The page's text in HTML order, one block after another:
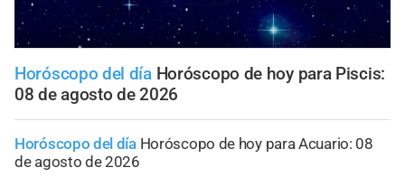
Horóscopo del día Horóscopo de hoy para Piscis:
08 de agosto de 2026
Horóscopo del día Horóscopo de hoy para Acuario: 08
de agosto de 2026